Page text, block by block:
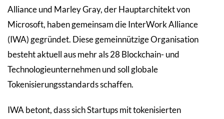
Alliance und Marley Gray, der Hauptarchitekt von
Microsoft, haben gemeinsam die InterWork Alliance
(IWA) gegründet. Diese gemeinnützige Organisation
besteht aktuell aus mehr als 28 Blockchain- und
Technologieunternehmen und soll globale
Tokenisierungsstandards schaffen.
IWA betont, dass sich Startups mit tokenisierten